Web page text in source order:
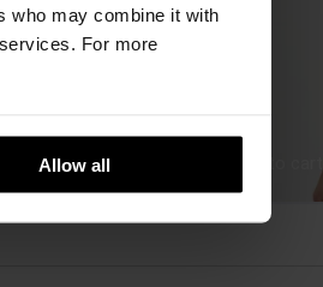
who may combine it with
For more
Allow all